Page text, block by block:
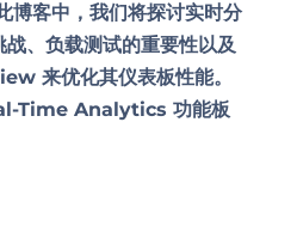
博客中，我们将探讨实时分
、负载测试的重要性以及
来优化其仪表板性能。
Time Analytics 功能板